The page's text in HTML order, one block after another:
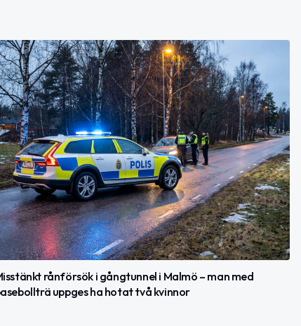
rånförsök i gångtunnel i Malmö – man med
uppges ha hotat två kvinnor